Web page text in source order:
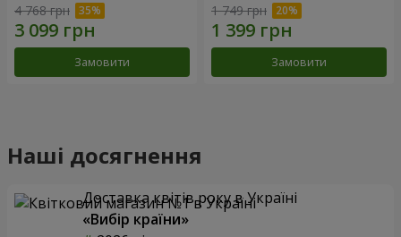
4 768 грн
Замовити
1 749 грн
Замовити
Наші досягнення
Доставка квітів року в Україні
«Вибір країни»